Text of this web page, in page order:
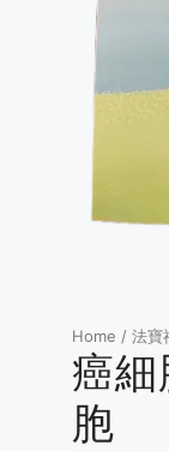
Home / 法寶
癌
胞